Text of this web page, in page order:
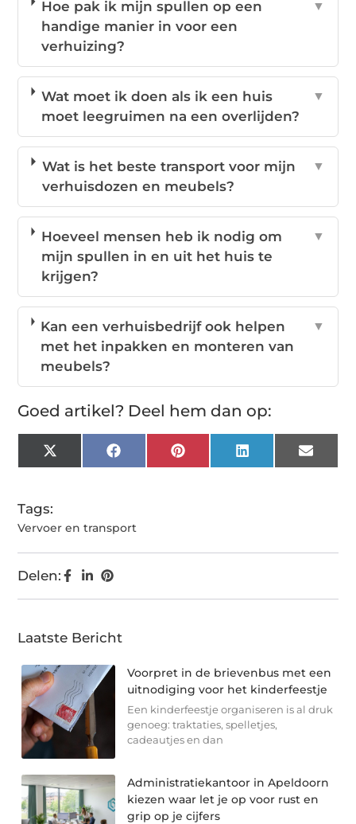
Hoe pak ik mijn spullen op een
handige manier in voor een
verhuizing?
▼
Wat moet ik doen als ik een huis
moet leegruimen na een overlijden?
▼
Wat is het beste transport voor mijn
verhuisdozen en meubels?
▼
Hoeveel mensen heb ik nodig om
mijn spullen in en uit het huis te
krijgen?
▼
Kan een verhuisbedrijf ook helpen
met het inpakken en monteren van
meubels?
▼
Goed artikel? Deel hem dan op:
X
(Twitter)
FacebookPinterest LinkedIn Email
Tags:
Vervoer en transport
Delen:
Laatste Bericht
Voorpret in de brievenbus met een
uitnodiging voor het kinderfeestje
Een kinderfeestje organiseren is al druk
genoeg: traktaties, spelletjes,
cadeautjes en dan
Administratiekantoor in Apeldoorn
kiezen waar let je op voor rust en
grip op je cijfers